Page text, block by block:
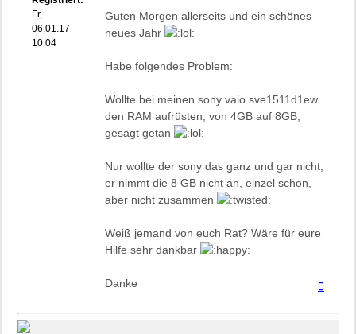
Fr,
06.01.17
10:04
Guten Morgen allerseits und ein schönes
neues Jahr
Habe folgendes Problem:
Wollte bei meinen sony vaio sve1511d1ew
den RAM aufrüsten, von 4GB auf 8GB,
gesagt getan
Nur wollte der sony das ganz und gar nicht,
er nimmt die 8 GB nicht an, einzel schon,
aber nicht zusammen
Weiß jemand von euch Rat? Wäre für eure
Hilfe sehr dankbar
Danke